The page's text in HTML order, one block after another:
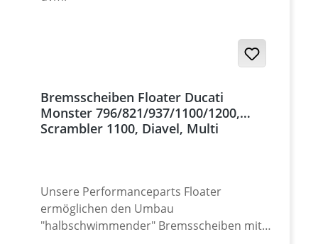
Bremsscheiben Floater Ducati
Monster 796/821/937/1100/1200,
Scrambler 1100, Diavel, Multi
Unsere Performanceparts Floater
ermöglichen den Umbau
"halbschwimmender" Bremsscheiben mit